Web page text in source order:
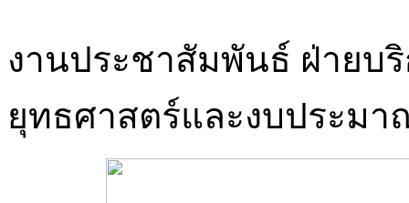
งานประชาสัมพันธ์ ฝ่ายบ
ยุทธศาสตร์และงบประมา